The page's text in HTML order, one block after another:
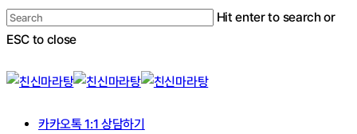
Skip
to
content
Hit enter to search or
ESC to close
Close
카카오톡 1:1 상담하기